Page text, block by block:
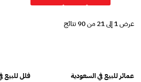
عرض 1 إلى 21 من 90 نتائج
عمائر للبيع في السعودية
فلل للبيع